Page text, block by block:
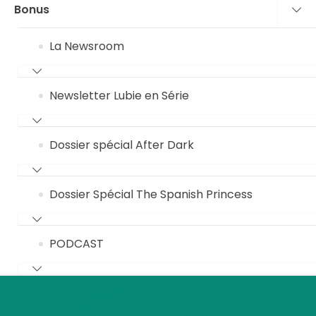
Bonus
La Newsroom
Newsletter Lubie en Série
Dossier spécial After Dark
Dossier Spécial The Spanish Princess
PODCAST